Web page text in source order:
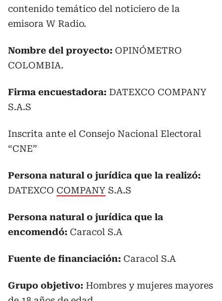
contenido temático del noticiero de la
emisora W Radio.
Nombre del proyecto: OPINÓMETRO
COLOMBIA.
Firma encuestadora: DATEXCO COMPANY
S.A.S
Inscrita ante el Consejo Nacional Electoral
“CNE”
Persona natural o jurídica que la realizó:
DATEXCO COMPANY S.A.S
Persona natural o jurídica que la
encomendó: Caracol S.A
Fuente de financiación: Caracol S.A
Grupo objetivo: Hombres y mujeres mayores